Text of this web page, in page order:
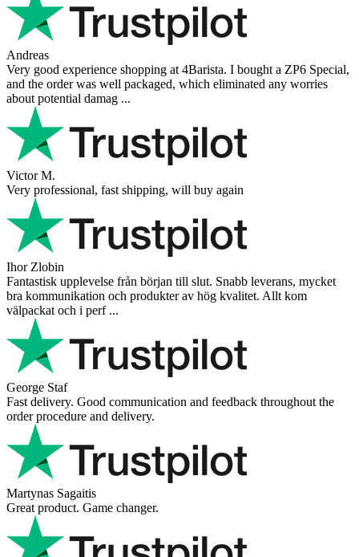
Andreas
Very good experience shopping at 4Barista. I bought a ZP6 Special,
and the order was well packaged, which eliminated any worries
about potential damag ...
Victor M.
Very professional, fast shipping, will buy again
Ihor Zlobin
Fantastisk upplevelse från början till slut. Snabb leverans, mycket
bra kommunikation och produkter av hög kvalitet. Allt kom
välpackat och i perf ...
George Staf
Fast delivery. Good communication and feedback throughout the
order procedure and delivery.
Martynas Sagaitis
Great product. Game changer.